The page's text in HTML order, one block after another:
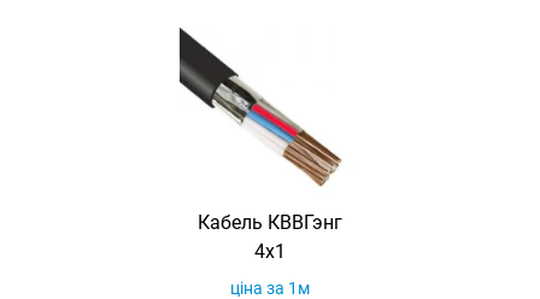
Кабель КВВГэнг
4х1
ціна за 1м